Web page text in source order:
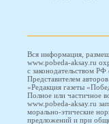
Вся информация,
www.pobeda-aksay.ru
с законодательством РФ
Представителем
«Редакция газеты
Полное или частичное
www.pobeda-aksay.ru
морально-этические
предложений и при